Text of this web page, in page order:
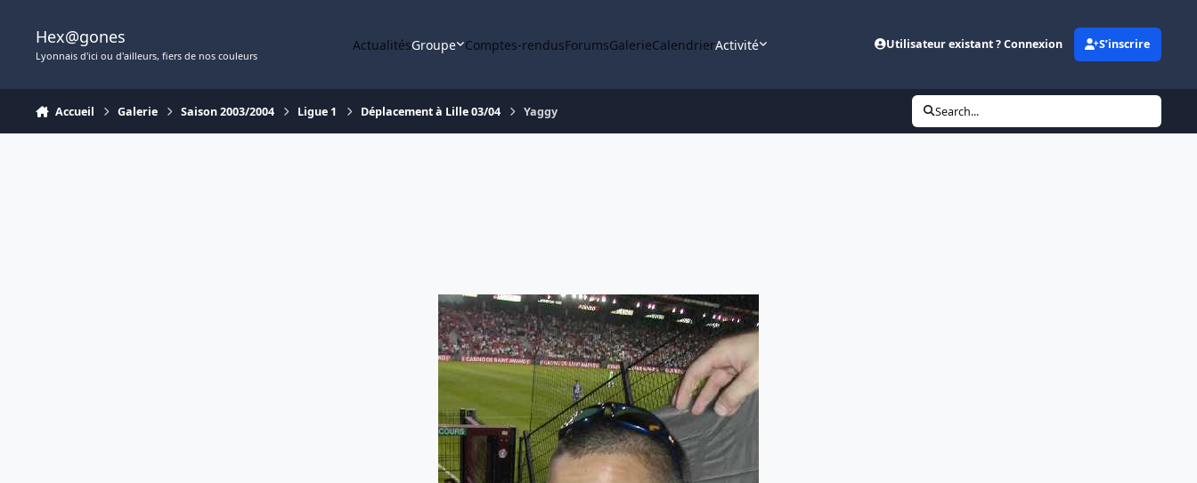
Hex@gones
Lyonnais d'ici ou d'ailleurs, fiers de nos couleurs
ActualitésGroupe Comptes-rendusForumsGalerieCalendrierActivité Utilisateur existant ? Connexion S’inscrire
Accueil Galerie Saison 2003/2004 Ligue 1 Déplacement à Lille 03/04 Yaggy Search...